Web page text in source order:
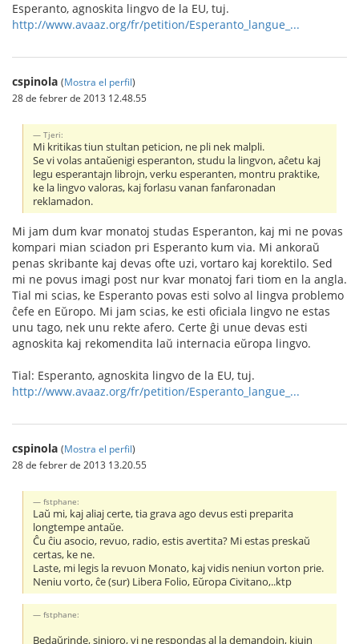
Esperanto, agnoskita lingvo de la EU, tuj.
http://www.avaaz.org/fr/petition/Esperanto_langue_...
cspinola (Mostra el perfil)
28 de febrer de 2013 12.48.55
Tjeri:
Mi kritikas tiun stultan peticion, ne pli nek malpli.
Se vi volas antaŭenigi esperanton, studu la lingvon, aĉetu kaj
legu esperantajn librojn, verku esperanten, montru praktike,
ke la lingvo valoras, kaj forlasu vanan fanfaronadan
reklamadon.
Mi jam dum kvar monatoj studas Esperanton, kaj mi ne povas
kompari mian sciadon pri Esperanto kum via. Mi ankoraŭ
penas skribante kaj devas ofte uzi, vortaro kaj korektilo. Sed
mi ne povus imagi post nur kvar monatoj fari tiom en la angla.
Tial mi scias, ke Esperanto povas esti solvo al lingva problemo
ĉefe en Eŭropo. Mi jam scias, ke esti oficiala lingvo ne estas
unu tago, nek unu rekte afero. Certe ĝi unue devas esti
agnoskita kaj rekomendita laŭ internacia eŭropa lingvo.
Tial: Esperanto, agnoskita lingvo de la EU, tuj.
http://www.avaaz.org/fr/petition/Esperanto_langue_...
cspinola (Mostra el perfil)
28 de febrer de 2013 13.20.55
fstphane:
Laŭ mi, kaj aliaj certe, tia grava ago devus esti preparita
longtempe antaŭe.
Ĉu ĉiu asocio, revuo, radio, estis avertita? Mi estas preskaŭ
certas, ke ne.
Laste, mi legis la revuon Monato, kaj vidis neniun vorton prie.
Neniu vorto, ĉe (sur) Libera Folio, Eŭropa Civitano,..ktp
fstphane:
Bedaŭrinde, sinjoro, vi ne respondas al la demandojn, kiujn